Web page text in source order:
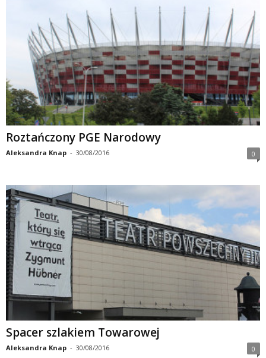
Roztańczony PGE Narodowy
Aleksandra Knap - 30/08/2016 0
Spacer szlakiem Towarowej
Aleksandra Knap - 30/08/2016 0